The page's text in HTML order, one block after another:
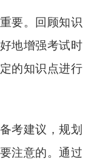
要。回顾知识
地增强考试时
的知识点进行
考建议，规划
注意的。通过